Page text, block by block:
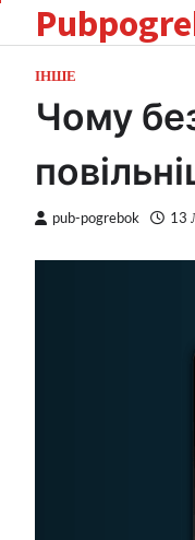
Перейти
ІНШЕ
Чому
pub-pogrebok 13